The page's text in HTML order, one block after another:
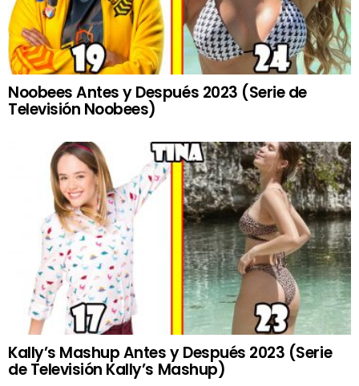
Noobees Antes y Después 2023 (Serie de
Televisión Noobees)
Kally’s Mashup Antes y Después 2023 (Serie
de Televisión Kally’s Mashup)